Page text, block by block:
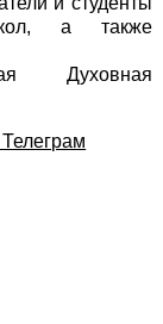
а также
Духовная